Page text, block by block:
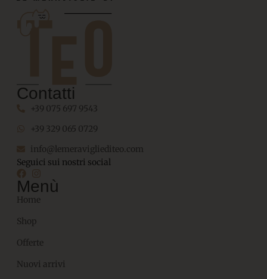
Contatti
+39 075 697 9543
+39 329 065 0729
info@lemeravigliediteo.com
Seguici sui nostri social
Menù
Home
Shop
Offerte
Nuovi arrivi